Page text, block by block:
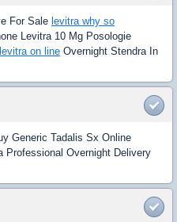
For Sale levitra why so
Levitra 10 Mg Posologie
on line Overnight Stendra In
Generic Tadalis Sx Online
Professional Overnight Delivery